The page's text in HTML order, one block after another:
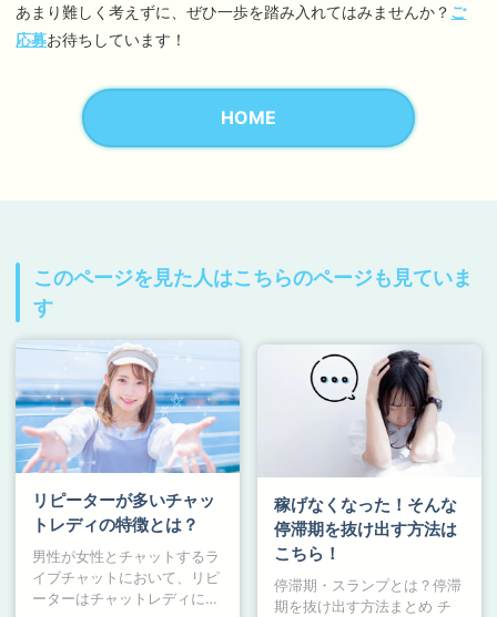
あまり難しく考えずに、ぜひ一歩を踏み入れてはみませんか？ ご
応募お待ちしています！
HOME
このページを見た人はこちらのページも見ていま
す
リピーターが多いチャッ
トレディの特徴とは？
男性が女性とチャットするラ
イブチャットにおいて、リピ
ーターはチャットレディに…
稼げなくなった！そんな
停滞期を抜け出す方法は
こちら！
停滞期・スランプとは？停滞
期を抜け出す方法まとめ チ